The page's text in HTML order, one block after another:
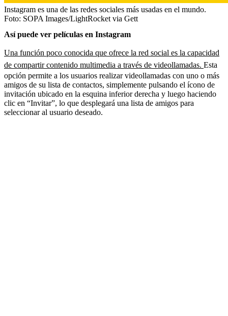
Instagram es una de las redes sociales más usadas en el mundo.
Foto: SOPA Images/LightRocket via Gett
Así puede ver películas en Instagram
Una función poco conocida que ofrece la red social es la capacidad
de compartir contenido multimedia a través de videollamadas. Esta
opción permite a los usuarios realizar videollamadas con uno o más
amigos de su lista de contactos, simplemente pulsando el ícono de
invitación ubicado en la esquina inferior derecha y luego haciendo
clic en “Invitar”, lo que desplegará una lista de amigos para
seleccionar al usuario deseado.